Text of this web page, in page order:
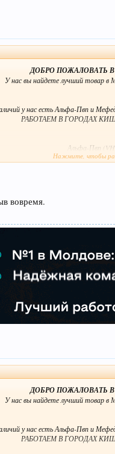
ДОБРО ПОЖАЛОВАТЬ В
У нас вы найдете лучший товар в
у нас есть Альфа-Пвп и
РАБОТАЕМ В ГОРОДАХ
Альфа-Пвп
05 грамм -
1грам - 32$
Посмотреть
СПОСОБ ОПЛАТЫ :
НАШИ
Оператор
2 пробы по 03
Нажмите, чтобы
вовремя.
ДОБРО ПОЖАЛОВАТЬ В
У нас вы найдете лучший товар в
у нас есть Альфа-Пвп и
РАБОТАЕМ В ГОРОДАХ